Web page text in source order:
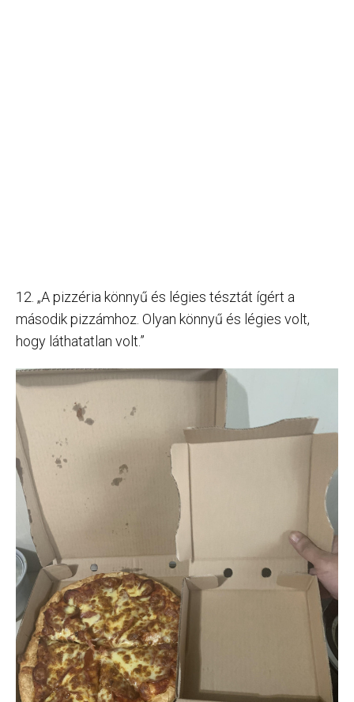
12. „A pizzéria könnyű és légies tésztát ígért a
második pizzámhoz. Olyan könnyű és légies volt,
hogy láthatatlan volt.”